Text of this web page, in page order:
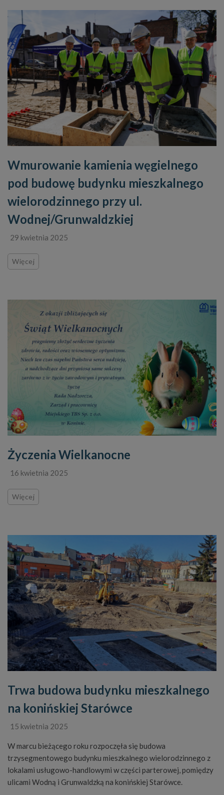
Wmurowanie kamienia węgielnego
pod budowę budynku mieszkalnego
wielorodzinnego przy ul.
Wodnej/Grunwaldzkiej
29 kwietnia 2025
Więcej
Życzenia Wielkanocne
16 kwietnia 2025
Więcej
Trwa budowa budynku mieszkalnego
na konińskiej Starówce
15 kwietnia 2025
W marcu bieżącego roku rozpoczęła się budowa
trzysegmentowego budynku mieszkalnego wielorodzinnego z
lokalami usługowo-handlowymi w części parterowej, pomiędzy
ulicami Wodną i Grunwaldzką na konińskiej Starówce.